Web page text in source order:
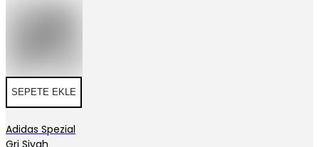
SEPETE EKLE
Adidas Spezial
Gri Siyah